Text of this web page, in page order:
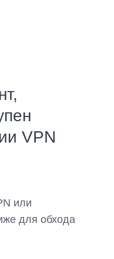
VPN
или
для обхода